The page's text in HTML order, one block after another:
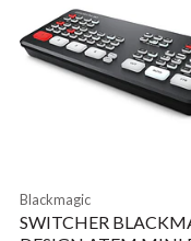
Blackmagic
SWITCHER